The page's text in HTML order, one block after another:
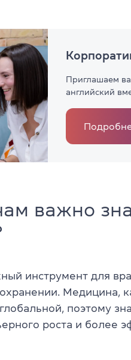
Приглашаем
английский
важно
инструмент для
Медицина,
поэтому
роста и более